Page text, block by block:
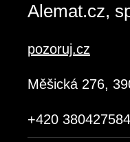
Alemat.cz,
pozoruj.cz
Měšická 276,
+420 380427584